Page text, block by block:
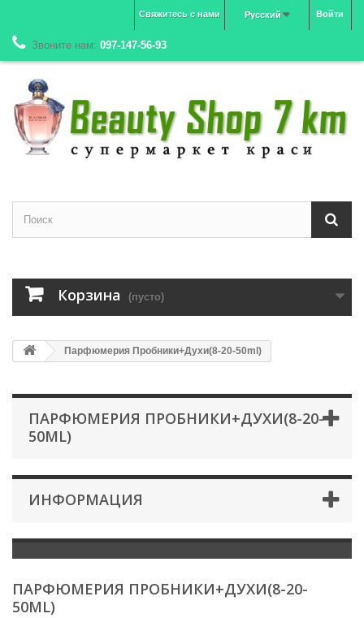
Войти
Русский
Свяжитесь с нами
Звоните нам: 097-147-56-93
Корзина (пусто)
Парфюмерия Пробники+Духи(8-20-50ml)
ПАРФЮМЕРИЯ ПРОБНИКИ+ДУХИ(8-20-
50ML)
ИНФОРМАЦИЯ
ПАРФЮМЕРИЯ ПРОБНИКИ+ДУХИ(8-20-
50ML)